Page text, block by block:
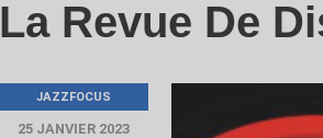
La Revue De
JAZZFOCUS
25 JANVIER 2023